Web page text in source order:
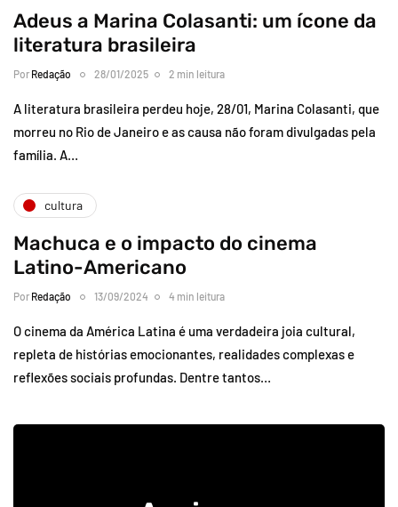
Adeus a Marina Colasanti: um ícone da
literatura brasileira
Por Redação 28/01/2025 2 min leitura
A literatura brasileira perdeu hoje, 28/01, Marina Colasanti, que
morreu no Rio de Janeiro e as causa não foram divulgadas pela
família. A…
cultura
Machuca e o impacto do cinema
Latino-Americano
Por Redação 13/09/2024 4 min leitura
O cinema da América Latina é uma verdadeira joia cultural,
repleta de histórias emocionantes, realidades complexas e
reflexões sociais profundas. Dentre tantos…